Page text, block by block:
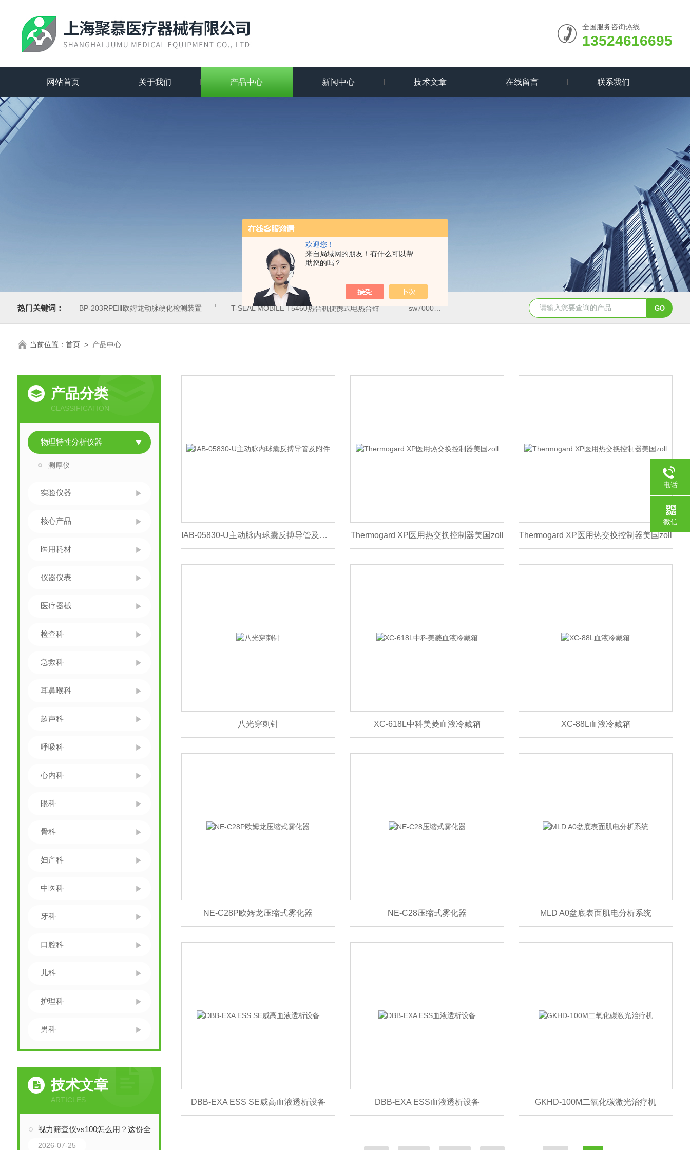
欢迎您！
来自局域网的朋友！有什么可以帮
助您的吗？
全国服务咨询热线:
13524616695
网站首页 关于我们 产品中心 新闻中心 技术文章 在线留言 联系我们
热门关键词： BP-203RPEⅢ欧姆龙动脉硬化检测装置 T-SEAL MOBILE T5460热合机便携式电热合钳 sw7000医用眼科索维角膜内皮细胞计 NHZ-06诺和振动排痰机厂家直销
当前位置： 首页> 产品中心
产品分类
CLASSIFICATION
物理特性分析仪器
测厚仪
实验仪器
核心产品
医用耗材
仪器仪表
医疗器械
检查科
急救科
耳鼻喉科
超声科
呼吸科
心内科
眼科
骨科
妇产科
中医科
牙科
口腔科
儿科
护理科
男科
技术文章
ARTICLES
视力筛查仪vs100怎么用？这份全流程实操指南，带你从入门到熟练！
2026-07-25
IAB-05830-U主动脉内球囊反搏导管及附件 Thermogard XP医用热交换控制器美国zoll Thermogard XP医用热交换控制器美国zoll
八光穿刺针 XC-618L中科美菱血液冷藏箱 XC-88L血液冷藏箱
NE-C28P欧姆龙压缩式雾化器 NE-C28压缩式雾化器 MLD A0盆底表面肌电分析系统
DBB-EXA ESS SE威高血液透析设备 DBB-EXA ESS血液透析设备 GKHD-100M二氧化碳激光治疗机
电话
微信